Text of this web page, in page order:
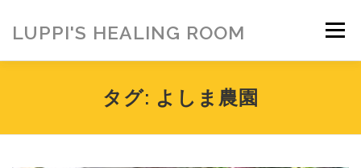
ッ
LUPPI'S HEALING ROOM メニュー
ご挨拶 MENU お客様の声
タグ: よしま農園